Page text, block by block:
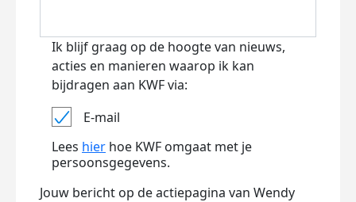
Ik blijf graag op de hoogte van nieuws,
acties en manieren waarop ik kan
bijdragen aan KWF via:
E-mail
Lees hier hoe KWF omgaat met je
persoonsgegevens.
Jouw bericht op de actiepagina van Wendy